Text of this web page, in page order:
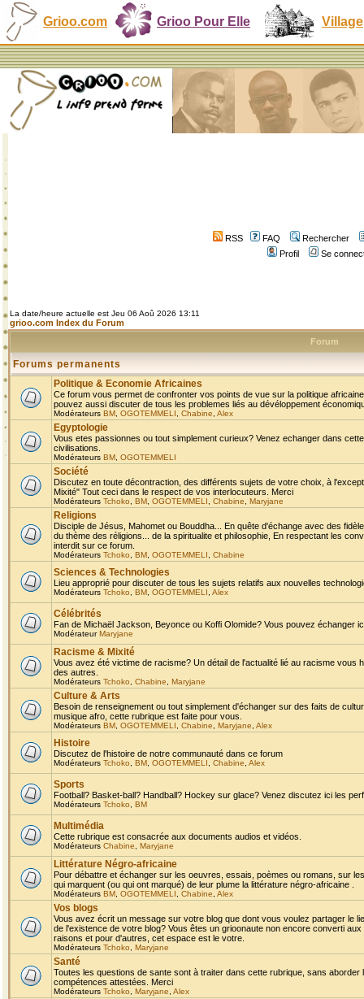
Grioo.com Grioo Pour Elle Village
RSS FAQ
Rechercher
Profil
Se
La date/heure actuelle est Jeu 06 Aoû 2026 13:11
grioo.com Index du Forum
Forum
Forums permanents
Politique & Economie Africaines
Ce forum vous permet de confronter vos points de vue sur la politique
pouvez aussi discuter de tous les problemes liés au dévéloppement
Modérateurs BM OGOTEMMELI Chabine Alex
Egyptologie
Vous etes passionnes ou tout simplement curieux? Venez echanger dans
civilisations.
Modérateurs BM OGOTEMMELI
Société
Discutez en toute décontraction, des différents sujets de votre choix, à
Mixité" Tout ceci dans le respect de vos interlocuteurs. Merci
Modérateurs Tchoko BM OGOTEMMELI Chabine Maryjane
Religions
Disciple de Jésus, Mahomet ou Bouddha... En quête d'échange avec des
du thème des réligions... de la spiritualite et philosophie, En respectant les
interdit sur ce forum.
Modérateurs Tchoko BM OGOTEMMELI Chabine
Sciences & Technologies
Lieu approprié pour discuter de tous les sujets relatifs aux nouvelles
Modérateurs Tchoko BM OGOTEMMELI Alex
Célébrités
Fan de Michaël Jackson, Beyonce ou Koffi Olomide? Vous pouvez échanger
ModérateurMaryjane
Racisme & Mixité
Vous avez été victime de racisme? Un détail de l'actualité lié au racisme
des autres.
Modérateurs Tchoko Chabine Maryjane
Culture & Arts
Besoin de renseignement ou tout simplement d'échanger sur des faits de
musique afro, cette rubrique est faite pour vous.
Modérateurs BM OGOTEMMELI Chabine Maryjane Alex
Histoire
Discutez de l'histoire de notre communauté dans ce forum
Modérateurs Tchoko BM OGOTEMMELI Chabine Alex
Sports
Football? Basket-ball? Handball? Hockey sur glace? Venez discutez ici les
Modérateurs Tchoko BM
Multimédia
Cette rubrique est consacrée aux documents audios et vidéos.
Modérateurs Chabine Maryjane
Littérature Négro-africaine
Pour débattre et échanger sur les oeuvres, essais, poèmes ou romans, sur
qui marquent (ou qui ont marqué) de leur plume la littérature négro-africaine .
Modérateurs BM OGOTEMMELI Chabine Alex
Vos blogs
Vous avez écrit un message sur votre blog que dont vous voulez partager le
de l'existence de votre blog? Vous êtes un grioonaute non encore converti
raisons et pour d'autres, cet espace est le votre.
Modérateurs Tchoko Maryjane
Santé
Toutes les questions de sante sont à traiter dans cette rubrique, sans
compétences attestées. Merci
Modérateurs Tchoko Maryjane Alex